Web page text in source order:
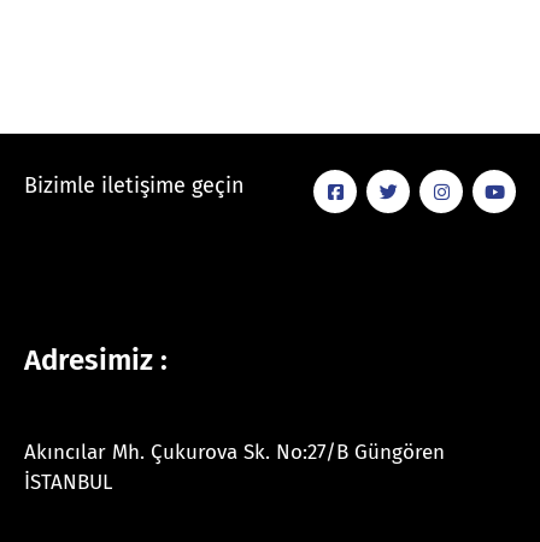
Bizimle iletişime geçin
Adresimiz :
Akıncılar Mh. Çukurova Sk. No:27/B Güngören
İSTANBUL